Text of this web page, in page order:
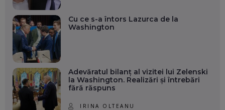
Cu ce s-a întors Lazurca de la
Washington
Adevăratul bilanț al vizitei lui Zelenski
la Washington. Realizări și întrebări
fără răspuns
IRINA OLTEANU